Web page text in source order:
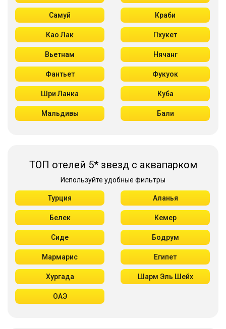
Самуй Краби
Као Лак Пхукет
Вьетнам Нячанг
Фантьет Фукуок
Шри Ланка Куба
Мальдивы Бали
ТОП отелей 5* звезд с аквапарком
Используйте удобные фильтры
Турция Аланья
Белек Кемер
Сиде Бодрум
Мармарис Египет
Хургада Шарм Эль Шейх
ОАЭ